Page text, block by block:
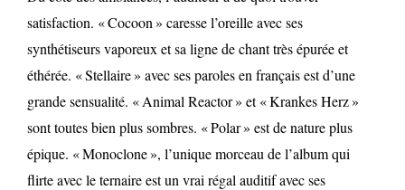
satisfaction. « Cocoon » caresse l’oreille avec ses
synthétiseurs vaporeux et sa ligne de chant très épurée et
éthérée. « Stellaire » avec ses paroles en français est d’une
grande sensualité. « Animal Reactor » et « Krankes Herz »
sont toutes bien plus sombres. « Polar » est de nature plus
épique. « Monoclone », l’unique morceau de l’album qui
flirte avec le ternaire est un vrai régal auditif avec ses